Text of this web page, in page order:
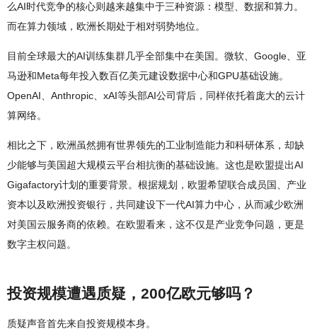
么AI时代竞争的核心则越来越集中于三种资源：模型、数据和算力。
而在算力领域，欧洲长期处于相对弱势地位。
目前全球最大的AI训练集群几乎全部集中在美国。微软、Google、亚
马逊和Meta每年投入数百亿美元建设数据中心和GPU基础设施。
OpenAI、Anthropic、xAI等头部AI公司背后，同样依托着庞大的云计
算网络。
相比之下，欧洲虽然拥有世界领先的工业制造能力和科研体系，却缺
少能够与美国超大规模云平台相抗衡的基础设施。这也是欧盟提出AI
Gigafactory计划的重要背景。根据规划，欧盟希望联合成员国、产业
资本以及欧洲投资银行，共同建设下一代AI算力中心，从而减少欧洲
对美国云服务商的依赖。在欧盟看来，这不仅是产业竞争问题，更是
数字主权问题。
投资规模遭遇质疑，200亿欧元够吗？
质疑声音首先来自投资规模本身。